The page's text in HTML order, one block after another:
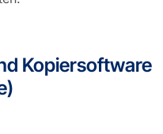
Kopiersoftware